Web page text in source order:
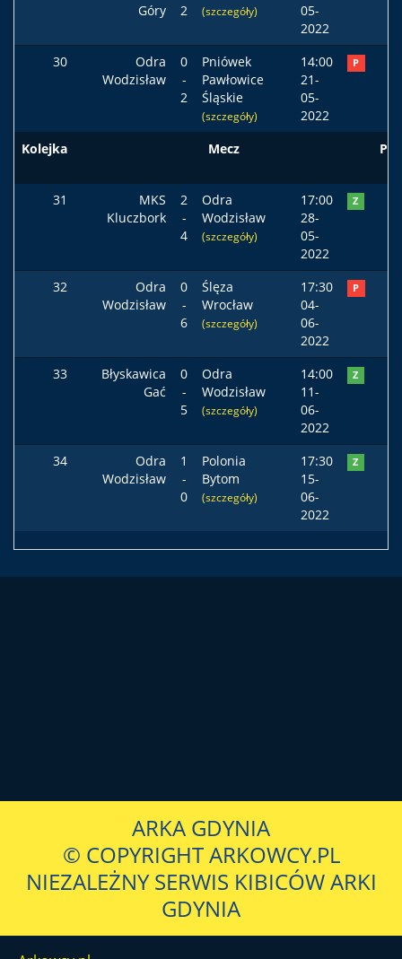
Góry
2
(szczegóły)
05-
2022
30
Odra
Wodzisław
0
-
2
Pniówek
Pawłowice
Śląskie
(szczegóły)
14:00
21-
05-
2022
P
Kolejka Mecz
31
MKS
Kluczbork
2
-
4
Odra
Wodzisław
(szczegóły)
17:00
28-
05-
2022
Z
32
Odra
Wodzisław
0
-
6
Ślęza
Wrocław
(szczegóły)
17:30
04-
06-
2022
P
33
Błyskawica
Gać
0
-
5
Odra
Wodzisław
(szczegóły)
14:00
11-
06-
2022
Z
34
Odra
Wodzisław
1
-
0
Polonia
Bytom
(szczegóły)
17:30
15-
06-
2022
Z
ARKA GDYNIA
© COPYRIGHT ARKOWCY.PL
NIEZALEŻNY SERWIS KIBICÓW ARKI
GDYNIA